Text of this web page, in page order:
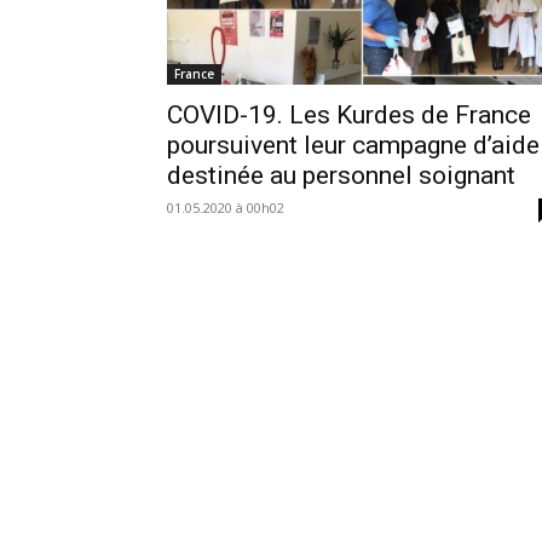
France
COVID-19. Les Kurdes de France
poursuivent leur campagne d’aide
destinée au personnel soignant
01.05.2020 à 00h02